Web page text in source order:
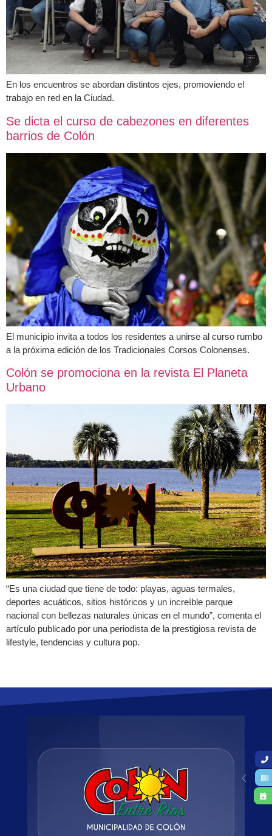
En los encuentros se abordan distintos ejes, promoviendo el
trabajo en red en la Ciudad.
Se dicta el curso de cabezones en diferentes
barrios de Colón
El municipio invita a todos los residentes a unirse al curso rumbo
a la próxima edición de los Tradicionales Corsos Colonenses.
Colón se promociona en la revista El Planeta
Urbano
“Es una ciudad que tiene de todo: playas, aguas termales,
deportes acuáticos, sitios históricos y un increíble parque
nacional con bellezas naturales únicas en el mundo”, comenta el
artículo publicado por una periodista de la prestigiosa revista de
lifestyle, tendencias y cultura pop.